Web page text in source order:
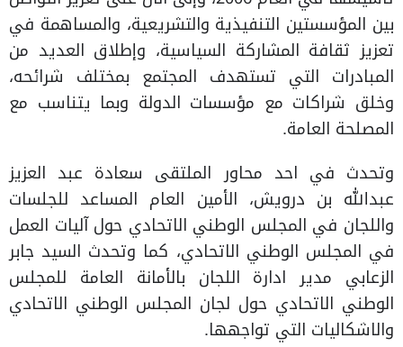
بين المؤسستين التنفيذية والتشريعية، والمساهمة في
تعزيز ثقافة المشاركة السياسية، وإطلاق العديد من
المبادرات التي تستهدف المجتمع بمختلف شرائحه،
وخلق شراكات مع مؤسسات الدولة وبما يتناسب مع
المصلحة العامة.
وتحدث في احد محاور الملتقى سعادة عبد العزيز
عبدالله بن درويش، الأمين العام المساعد للجلسات
واللجان في المجلس الوطني الاتحادي حول آليات العمل
في المجلس الوطني الاتحادي، كما وتحدث السيد جابر
الزعابي مدير ادارة اللجان بالأمانة العامة للمجلس
الوطني الاتحادي حول لجان المجلس الوطني الاتحادي
والاشكاليات التي تواجهها.